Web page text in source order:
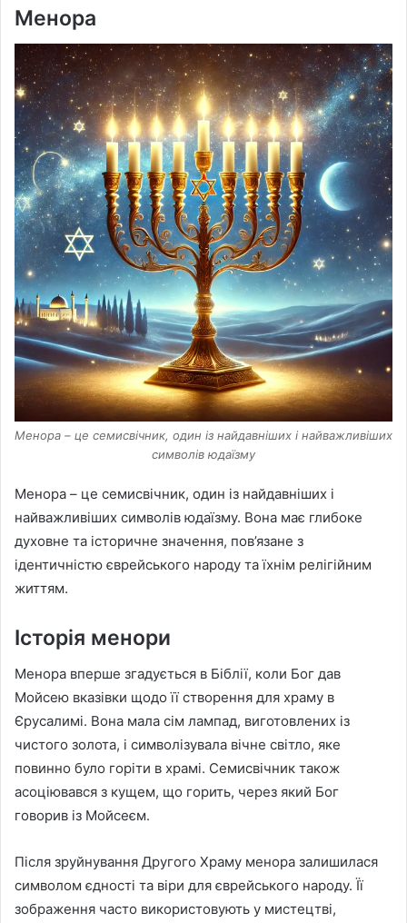
Менора
Менора – це семисвічник, один із найдавніших і найважливіших
символів юдаїзму
Менора – це семисвічник, один із найдавніших і
найважливіших символів юдаїзму. Вона має глибоке
духовне та історичне значення, пов’язане з
ідентичністю єврейського народу та їхнім релігійним
життям.
Історія менори
Менора вперше згадується в Біблії, коли Бог дав
Мойсею вказівки щодо її створення для храму в
Єрусалимі. Вона мала сім лампад, виготовлених із
чистого золота, і символізувала вічне світло, яке
повинно було горіти в храмі. Семисвічник також
асоціювався з кущем, що горить, через який Бог
говорив із Мойсеєм.
Після зруйнування Другого Храму менора залишилася
символом єдності та віри для єврейського народу. Її
зображення часто використовують у мистецтві,